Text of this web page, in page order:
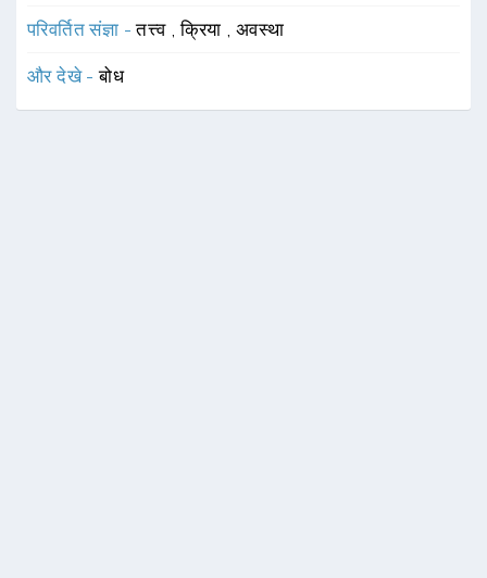
परिवर्तित संज्ञा -तत्त्व ,क्रिया , अवस्था
और देखे -बोध